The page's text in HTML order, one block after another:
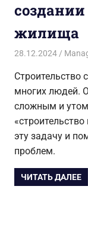
жилища
28.12.2024
Строительство
многих людей.
сложным и
эту задачу и
проблем.
ЧИТАТЬ ДАЛЕЕ